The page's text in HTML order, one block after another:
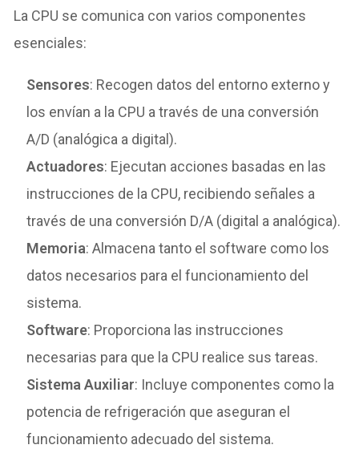
La CPU se comunica con varios componentes
esenciales:
Sensores: Recogen datos del entorno externo y
los envían a la CPU a través de una conversión
A/D (analógica a digital).
Actuadores: Ejecutan acciones basadas en las
instrucciones de la CPU, recibiendo señales a
través de una conversión D/A (digital a analógica).
Memoria: Almacena tanto el software como los
datos necesarios para el funcionamiento del
sistema.
Software: Proporciona las instrucciones
necesarias para que la CPU realice sus tareas.
Sistema Auxiliar: Incluye componentes como la
potencia de refrigeración que aseguran el
funcionamiento adecuado del sistema.